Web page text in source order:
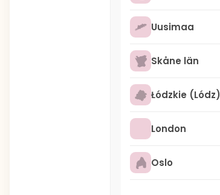
Uusimaa
Skåne län
Łódzkie (Lódz)
London
Oslo